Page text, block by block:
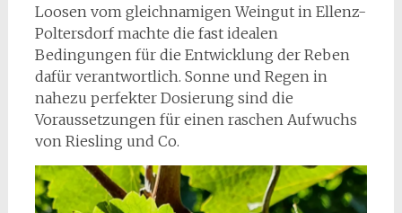
Loosen vom gleichnamigen Weingut in Ellenz-
Poltersdorf machte die fast idealen
Bedingungen für die Entwicklung der Reben
dafür verantwortlich. Sonne und Regen in
nahezu perfekter Dosierung sind die
Voraussetzungen für einen raschen Aufwuchs
von Riesling und Co.